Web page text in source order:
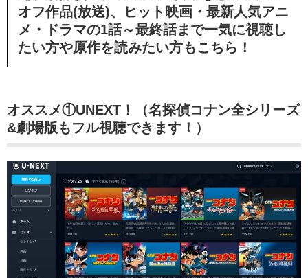
オフ作品(放送)、ヒット映画・最新人気アニ
メ・ドラマの1話～最終話まで一気に視聴し
たい方や原作を読みたい方もこちら！
オススメ①UNEXT！（名探偵コナン全シリーズ
&劇場版もフル視聴できます！）